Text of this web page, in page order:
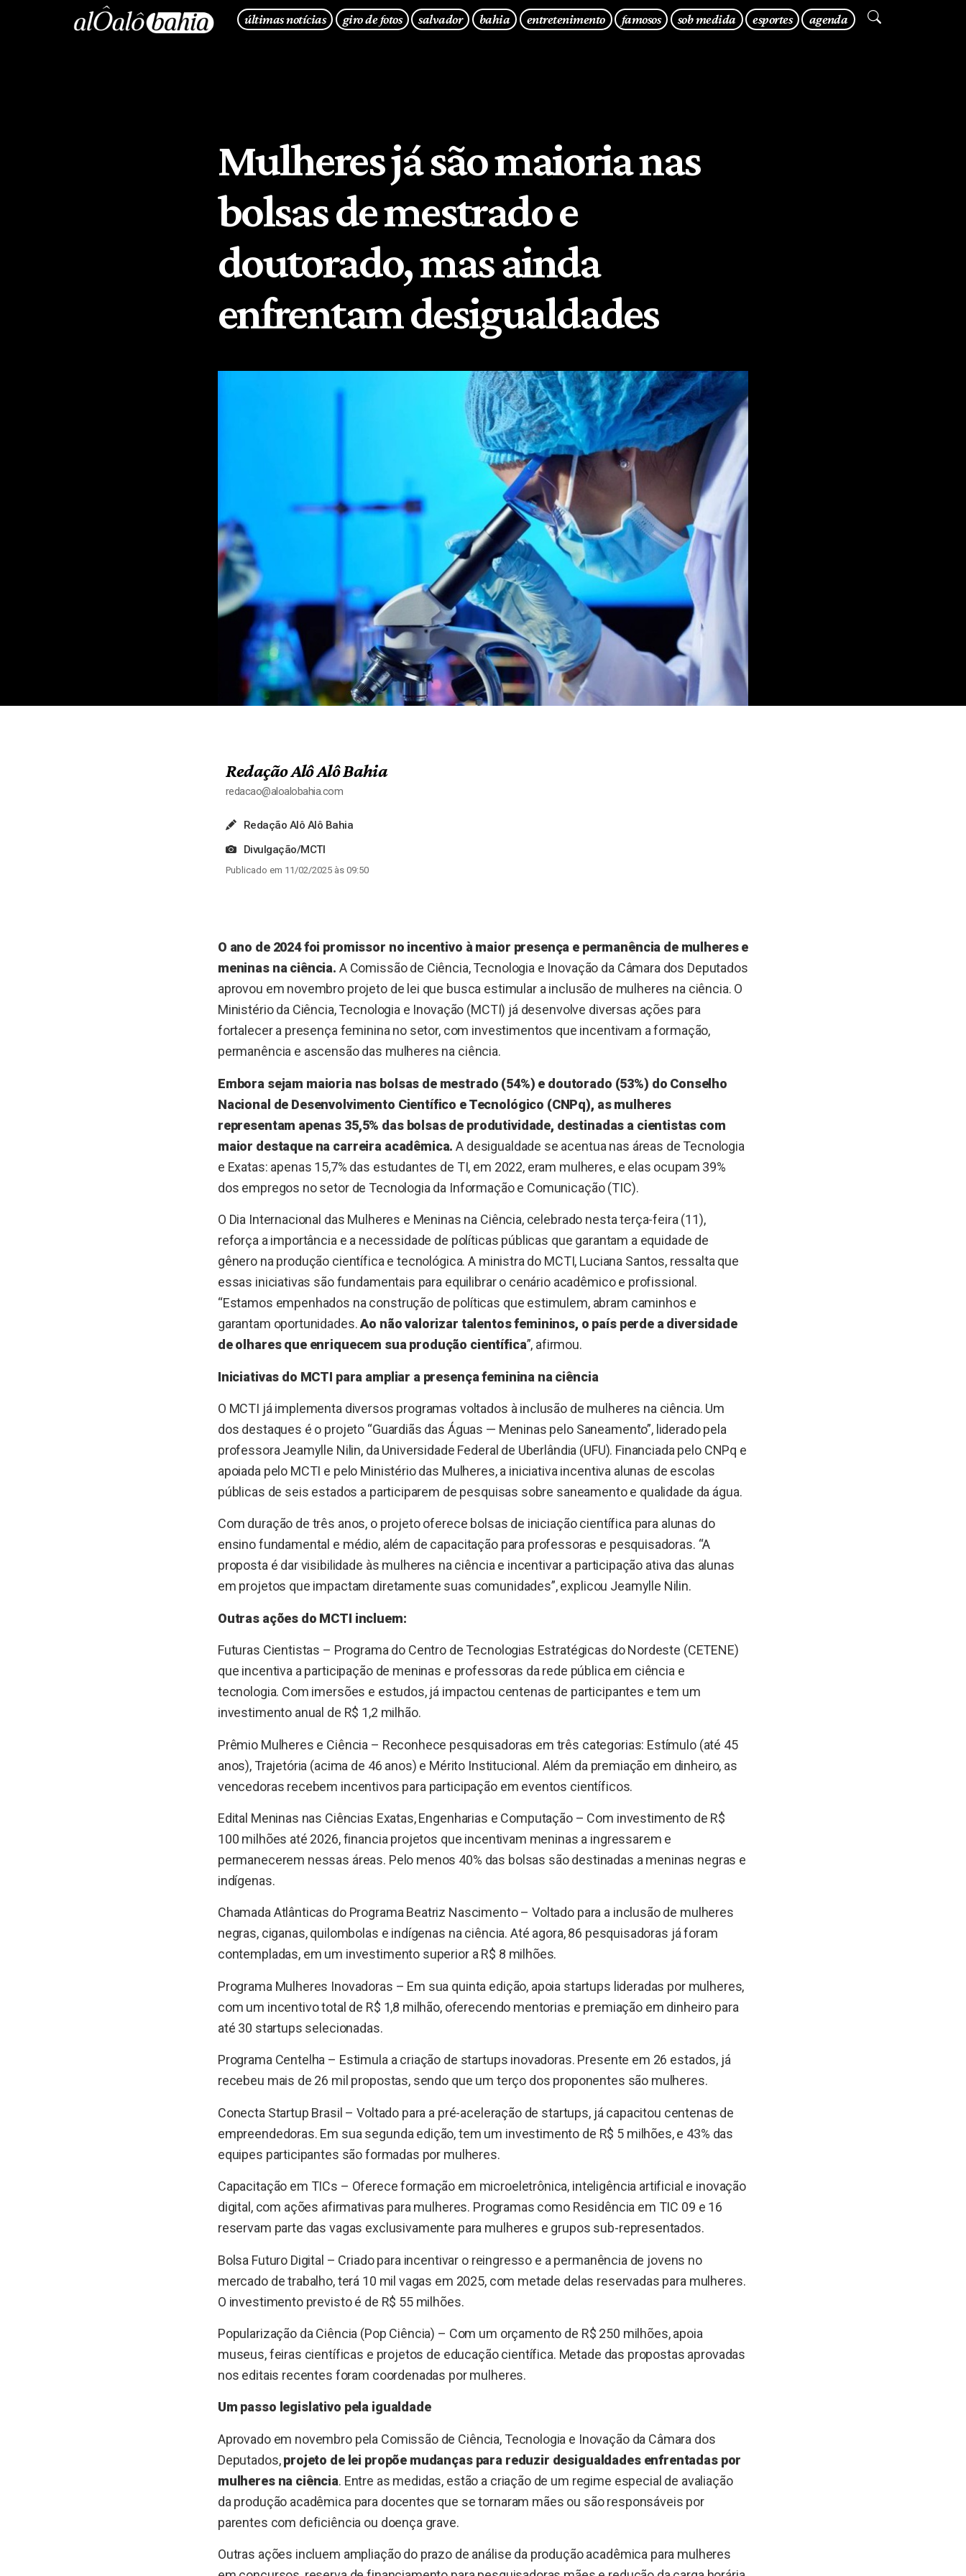
últimas notícias giro de fotos salvador bahia entretenimento famosos sob medida esportes agenda
Mulheres já são maioria nas
bolsas de mestrado e
doutorado, mas ainda
enfrentam desigualdades
Redação Alô Alô Bahia
redacao@aloalobahia.com
Redação Alô Alô Bahia
Divulgação/MCTI
Publicado em 11/02/2025 às 09:50
O ano de 2024 foi promissor no incentivo à maior presença e permanência de mulheres e
meninas na ciência. A Comissão de Ciência, Tecnologia e Inovação da Câmara dos Deputados
aprovou em novembro projeto de lei que busca estimular a inclusão de mulheres na ciência. O
Ministério da Ciência, Tecnologia e Inovação (MCTI) já desenvolve diversas ações para
fortalecer a presença feminina no setor, com investimentos que incentivam a formação,
permanência e ascensão das mulheres na ciência.
Embora sejam maioria nas bolsas de mestrado (54%) e doutorado (53%) do Conselho
Nacional de Desenvolvimento Científico e Tecnológico (CNPq), as mulheres
representam apenas 35,5% das bolsas de produtividade, destinadas a cientistas com
maior destaque na carreira acadêmica. A desigualdade se acentua nas áreas de Tecnologia
e Exatas: apenas 15,7% das estudantes de TI, em 2022, eram mulheres, e elas ocupam 39%
dos empregos no setor de Tecnologia da Informação e Comunicação (TIC).
O Dia Internacional das Mulheres e Meninas na Ciência, celebrado nesta terça-feira (11),
reforça a importância e a necessidade de políticas públicas que garantam a equidade de
gênero na produção científica e tecnológica. A ministra do MCTI, Luciana Santos, ressalta que
essas iniciativas são fundamentais para equilibrar o cenário acadêmico e profissional.
“Estamos empenhados na construção de políticas que estimulem, abram caminhos e
garantam oportunidades.Ao não valorizar talentos femininos, o país perde a diversidade
de olhares que enriquecem sua produção científica”, afirmou.
Iniciativas do MCTI para ampliar a presença feminina na ciência
O MCTI já implementa diversos programas voltados à inclusão de mulheres na ciência. Um
dos destaques é o projeto “Guardiãs das Águas — Meninas pelo Saneamento”, liderado pela
professora Jeamylle Nilin, da Universidade Federal de Uberlândia (UFU). Financiada pelo CNPq e
apoiada pelo MCTI e pelo Ministério das Mulheres, a iniciativa incentiva alunas de escolas
públicas de seis estados a participarem de pesquisas sobre saneamento e qualidade da água.
Com duração de três anos, o projeto oferece bolsas de iniciação científica para alunas do
ensino fundamental e médio, além de capacitação para professoras e pesquisadoras. “A
proposta é dar visibilidade às mulheres na ciência e incentivar a participação ativa das alunas
em projetos que impactam diretamente suas comunidades”, explicou Jeamylle Nilin.
Outras ações do MCTI incluem:
Futuras Cientistas – Programa do Centro de Tecnologias Estratégicas do Nordeste (CETENE)
que incentiva a participação de meninas e professoras da rede pública em ciência e
tecnologia. Com imersões e estudos, já impactou centenas de participantes e tem um
investimento anual de R$ 1,2 milhão.
Prêmio Mulheres e Ciência – Reconhece pesquisadoras em três categorias: Estímulo (até 45
anos), Trajetória (acima de 46 anos) e Mérito Institucional. Além da premiação em dinheiro, as
vencedoras recebem incentivos para participação em eventos científicos.
Edital Meninas nas Ciências Exatas, Engenharias e Computação – Com investimento de R$
100 milhões até 2026, financia projetos que incentivam meninas a ingressarem e
permanecerem nessas áreas. Pelo menos 40% das bolsas são destinadas a meninas negras e
indígenas.
Chamada Atlânticas do Programa Beatriz Nascimento – Voltado para a inclusão de mulheres
negras, ciganas, quilombolas e indígenas na ciência. Até agora, 86 pesquisadoras já foram
contempladas, em um investimento superior a R$ 8 milhões.
Programa Mulheres Inovadoras – Em sua quinta edição, apoia startups lideradas por mulheres,
com um incentivo total de R$ 1,8 milhão, oferecendo mentorias e premiação em dinheiro para
até 30 startups selecionadas.
Programa Centelha – Estimula a criação de startups inovadoras. Presente em 26 estados, já
recebeu mais de 26 mil propostas, sendo que um terço dos proponentes são mulheres.
Conecta Startup Brasil – Voltado para a pré-aceleração de startups, já capacitou centenas de
empreendedoras. Em sua segunda edição, tem um investimento de R$ 5 milhões, e 43% das
equipes participantes são formadas por mulheres.
Capacitação em TICs – Oferece formação em microeletrônica, inteligência artificial e inovação
digital, com ações afirmativas para mulheres. Programas como Residência em TIC 09 e 16
reservam parte das vagas exclusivamente para mulheres e grupos sub-representados.
Bolsa Futuro Digital – Criado para incentivar o reingresso e a permanência de jovens no
mercado de trabalho, terá 10 mil vagas em 2025, com metade delas reservadas para mulheres.
O investimento previsto é de R$ 55 milhões.
Popularização da Ciência (Pop Ciência) – Com um orçamento de R$ 250 milhões, apoia
museus, feiras científicas e projetos de educação científica. Metade das propostas aprovadas
nos editais recentes foram coordenadas por mulheres.
Um passo legislativo pela igualdade
Aprovado em novembro pela Comissão de Ciência, Tecnologia e Inovação da Câmara dos
Deputados,projeto de lei propõe mudanças para reduzir desigualdades enfrentadas por
mulheres na ciência. Entre as medidas, estão a criação de um regime especial de avaliação
da produção acadêmica para docentes que se tornaram mães ou são responsáveis por
parentes com deficiência ou doença grave.
Outras ações incluem ampliação do prazo de análise da produção acadêmica para mulheres